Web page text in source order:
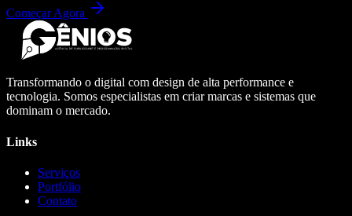
Começar Agora
Transformando o digital com design de alta performance e
tecnologia. Somos especialistas em criar marcas e sistemas que
dominam o mercado.
Links
Serviços
Portfólio
Contato